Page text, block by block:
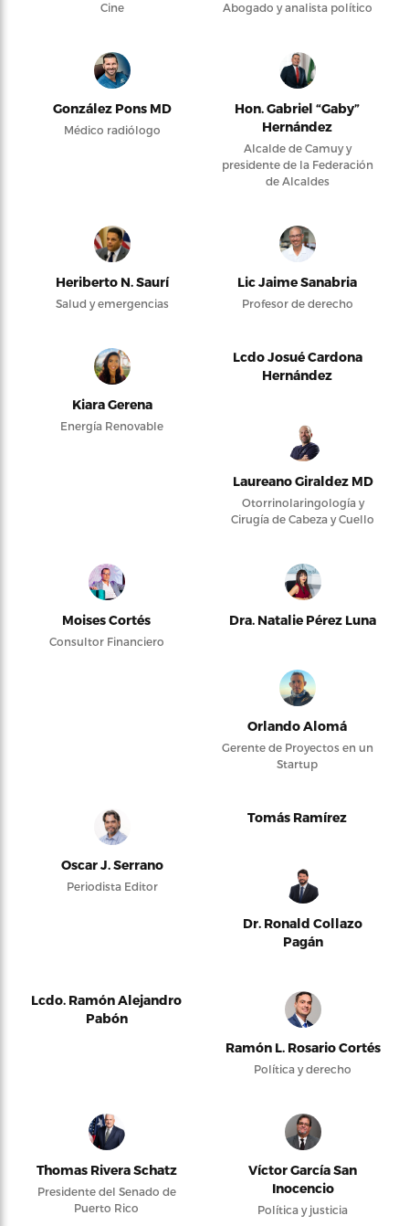
Cine Abogado y analista político
González Pons MD
Médico radiólogo
Hon. Gabriel “Gaby”
Hernández
Alcalde de Camuy y
presidente de la Federación
de Alcaldes
Heriberto N. Saurí
Salud y emergencias
Lic Jaime Sanabria
Profesor de derecho
Kiara Gerena
Energía Renovable
Lcdo Josué Cardona
Hernández
Laureano Giraldez MD
Otorrinolaringología y
Cirugía de Cabeza y Cuello
Moises Cortés
Consultor Financiero
Dra. Natalie Pérez Luna
Orlando Alomá
Gerente de Proyectos en un
Startup
Oscar J. Serrano
Periodista Editor
Tomás Ramírez
Dr. Ronald Collazo
Pagán
Lcdo. Ramón Alejandro
Pabón
Ramón L. Rosario Cortés
Política y derecho
Thomas Rivera Schatz
Presidente del Senado de
Puerto Rico
Víctor García San
Inocencio
Política y justicia